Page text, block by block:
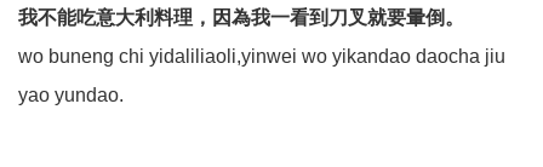
我不能吃意大利料理，因為我一看到刀叉就要暈倒。
wo buneng chi yidaliliaoli,yinwei wo yikandao daocha jiu
yao yundao.